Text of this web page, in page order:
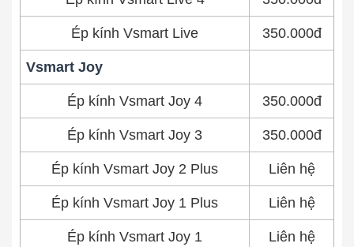
Ép kính Vsmart Live 350.000đ
Vsmart Joy
Ép kính Vsmart Joy 4 350.000đ
Ép kính Vsmart Joy 3 350.000đ
Ép kính Vsmart Joy 2 Plus Liên hệ
Ép kính Vsmart Joy 1 Plus Liên hệ
Ép kính Vsmart Joy 1 Liên hệ